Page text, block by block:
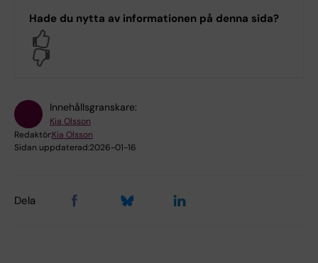
Hade du nytta av informationen på denna sida?
Innehållsgranskare:
Kia Olsson
Redaktör:Kia Olsson
Sidan uppdaterad:2026-01-16
Dela